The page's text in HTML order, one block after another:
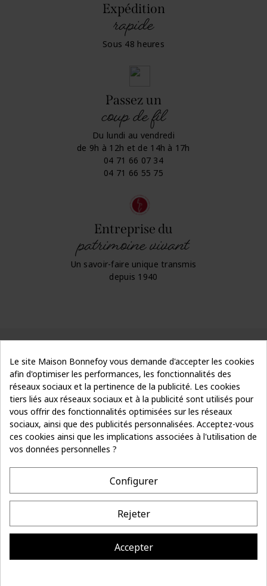
Expédition
rapide
Sous 48 heures
Passez un
coup de fil
Du lundi au vendredi
de 9h à 12h et de 14h à 17h
04 71 66 07 34
04 71 66 55 75
Entreprise du
patrimoine vivant
Un savoir-faire unique transmis
depuis 1940
Suivez le filde notre actu Je m’inscris
- 10%
COORDONNÉES
LA MAISON BONNEFOY
Le site Maison Bonnefoy vous demande d'accepter les cookies
afin d'optimiser les performances, les fonctionnalités des
réseaux sociaux et la pertinence de la publicité. Les cookies
tiers liés aux réseaux sociaux et à la publicité sont utilisés pour
vous offrir des fonctionnalités optimisées sur les réseaux
sociaux, ainsi que des publicités personnalisées. Acceptez-vous
ces cookies ainsi que les implications associées à l'utilisation de
vos données personnelles ?
Configurer
Rejeter
Accepter